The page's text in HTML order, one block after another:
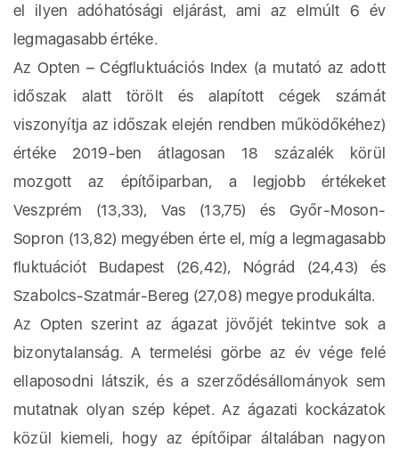
el ilyen adóhatósági eljárást, ami az elmúlt 6 év
legmagasabb értéke.
Az Opten – Cégfluktuációs Index (a mutató az adott
időszak alatt törölt és alapított cégek számát
viszonyítja az időszak elején rendben működőkéhez)
értéke 2019-ben átlagosan 18 százalék körül
mozgott az építőiparban, a legjobb értékeket
Veszprém (13,33), Vas (13,75) és Győr-Moson-
Sopron (13,82) megyében érte el, míg a legmagasabb
fluktuációt Budapest (26,42), Nógrád (24,43) és
Szabolcs-Szatmár-Bereg (27,08) megye produkálta.
Az Opten szerint az ágazat jövőjét tekintve sok a
bizonytalanság. A termelési görbe az év vége felé
ellaposodni látszik, és a szerződésállományok sem
mutatnak olyan szép képet. Az ágazati kockázatok
közül kiemeli, hogy az építőipar általában nagyon